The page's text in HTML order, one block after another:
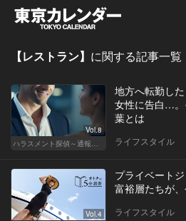
グルメ情報
【レストラン】 に関する記事一覧
Vol.8
ハラスメント探偵～通報編～
地方へ転勤し
女性に告白…。
葉とは
ライフスタイル
Vol.4
プライベート
富裕層たちが
ライフスタイル